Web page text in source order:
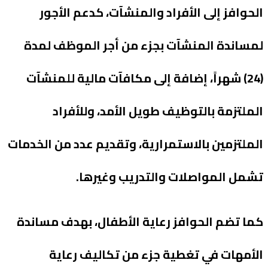
الحوافز إلى الأفراد والمنشآت، كدعم الأجور
لمساندة المنشآت بجزء من أجر الموظف لمدة
(24) شهراً، إضافة إلى مكافآت مالية للمنشآت
الملتزمة بالتوظيف طويل الأمد، وللأفراد
الملتزمين بالاستمرارية، وتقديم عدد من الخدمات
تشمل المواصلات والتدريب وغيرها.
كما تضم الحوافز رعاية الأطفال، بهدف مساندة
الأمهات في تغطية جزء من تكاليف رعاية